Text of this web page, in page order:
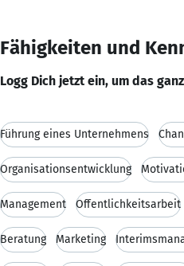
Fähigkeiten und
Logg Dich jetzt ein, um das
Führung eines Unternehmens
Organisationsentwicklung
Management Öffentlichkeitsarbeit
Beratung Marketing